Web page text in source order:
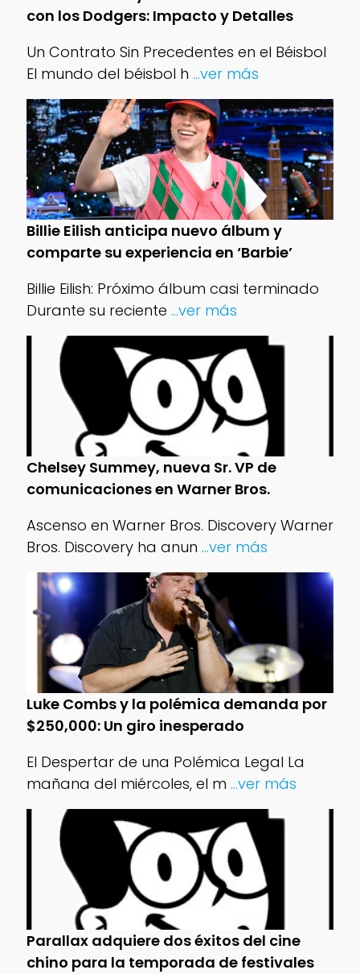
con los Dodgers: Impacto y Detalles
Un Contrato Sin Precedentes en el Béisbol
El mundo del béisbol h ...ver más
Billie Eilish anticipa nuevo álbum y
comparte su experiencia en ‘Barbie’
Billie Eilish: Próximo álbum casi terminado
Durante su reciente ...ver más
Chelsey Summey, nueva Sr. VP de
comunicaciones en Warner Bros.
Ascenso en Warner Bros. Discovery Warner
Bros. Discovery ha anun ...ver más
Luke Combs y la polémica demanda por
$250,000: Un giro inesperado
El Despertar de una Polémica Legal La
mañana del miércoles, el m ...ver más
Parallax adquiere dos éxitos del cine
chino para la temporada de festivales